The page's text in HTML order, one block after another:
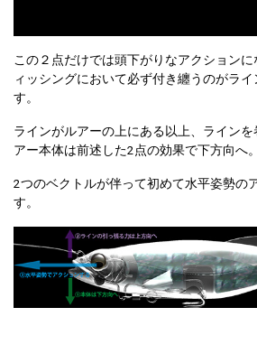
この２点だけでは頭下がりなアクション
ィッシングにおいて必ず付き纏うのがラ
す。
ラインがルアーの上にある以上、ライン
アー本体は前述した2点の効果で下方向へ。
2つのベクトルが伴って初めて水平姿勢の
す。